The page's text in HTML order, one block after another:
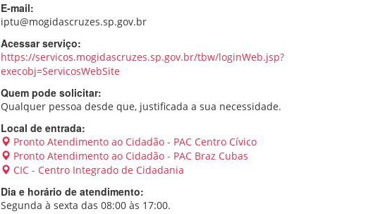
E-mail:
iptu@mogidascruzes.sp.gov.br
Acessar serviço:
https://servicos.mogidascruzes.sp.gov.br/tbw/loginWeb.jsp?
execobj=ServicosWebSite
Quem pode solicitar:
Qualquer pessoa desde que, justificada a sua necessidade.
Local de entrada:
Pronto Atendimento ao Cidadão - PAC Centro Cívico
Pronto Atendimento ao Cidadão - PAC Braz Cubas
CIC - Centro Integrado de Cidadania
Dia e horário de atendimento:
Segunda à sexta das 08:00 às 17:00.